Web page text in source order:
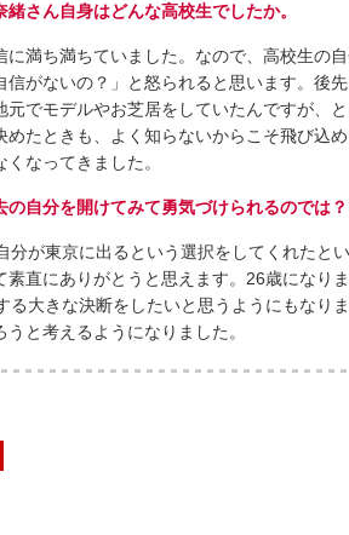
さん自身はどんな高校生でしたか。
満ち満ちていました。なので、高校生の
がないの？」と怒られると思います。後
でモデルやお芝居をしていたんですが、
たときも、よく知らないからこそ飛び込
なってきました。
自分を開けてみて勇気づけられるのでは？
が東京に出るという選択をしてくれたと
直にありがとうと思えます。26歳になり
大きな決断をしたいと思うようにもなり
と考えるようになりました。